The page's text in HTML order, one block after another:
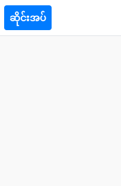
ဆိုင်းအပ်